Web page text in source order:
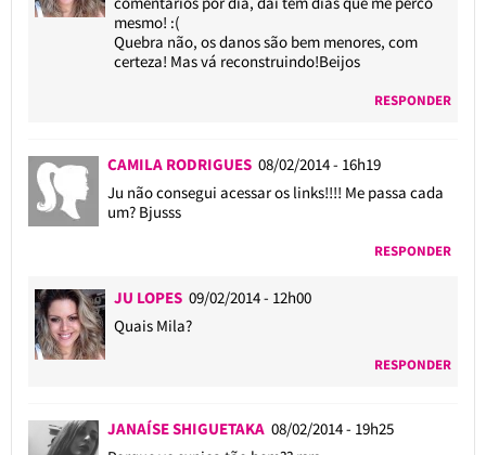
mesmo! :(
Quebra não, os danos são bem menores, com
certeza! Mas vá reconstruindo!Beijos
RESPONDER
CAMILA RODRIGUES 08/02/2014 - 16h19
Ju não consegui acessar os links!!!! Me passa cada
um? Bjusss
RESPONDER
JU LOPES 09/02/2014 - 12h00
Quais Mila?
RESPONDER
JANAÍSE SHIGUETAKA 08/02/2014 - 19h25